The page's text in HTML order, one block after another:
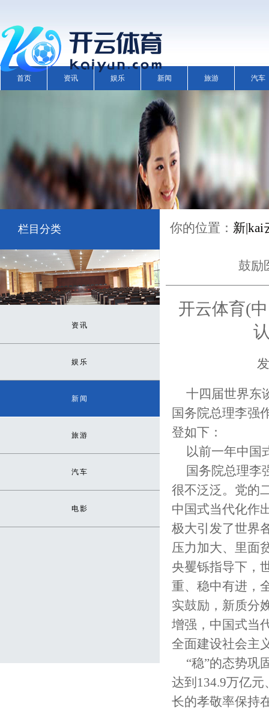
首页 资讯 娱乐 新闻 旅游 汽车
栏目分类
资讯
娱乐
新闻
旅游
汽车
电影
你的位置： 新|kai
鼓励
开云体育(
十四届世界东
国务院总理李强
登如下：
以前一年中国
国务院总理李
很不泛泛。党的
中国式当代化作
极大引发了世界
压力加大、里面
央矍铄指导下，
重、稳中有进，
实鼓励，新质分
增强，中国式当
全面建设社会主
“稳”的态势巩
达到134.9万亿
长的孝敬率保持